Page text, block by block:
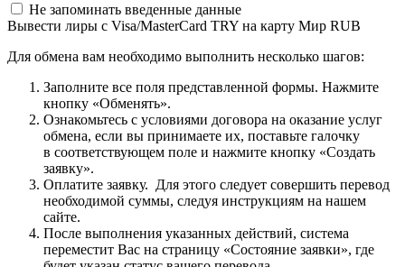
Не запоминать введенные данные
Вывести лиры c Visa/MasterCard TRY на карту Мир RUB
Для обмена вам необходимо выполнить несколько шагов:
Заполните все поля представленной формы. Нажмите
кнопку «Обменять».
Ознакомьтесь с условиями договора на оказание услуг
обмена, если вы принимаете их, поставьте галочку
в соответствующем поле и нажмите кнопку «Создать
заявку».
Оплатите заявку. Для этого следует совершить перевод
необходимой суммы, следуя инструкциям на нашем
сайте.
После выполнения указанных действий, система
переместит Вас на страницу «Состояние заявки», где